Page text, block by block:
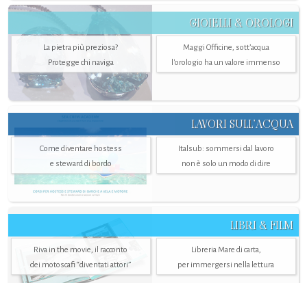
GIOIELLI & OROLOGI
La pietra più preziosa?
Protegge chi naviga
Maggi Officine, sott’acqua
l'orologio ha un valore immenso
LAVORI SULL’ACQUA
Come diventare hostess
e steward di bordo
Italsub: sommersi dal lavoro
non è solo un modo di dire
LIBRI & FILM
Riva in the movie, il racconto
dei motoscafi “diventati attori”
Libreria Mare di carta,
per immergersi nella lettura